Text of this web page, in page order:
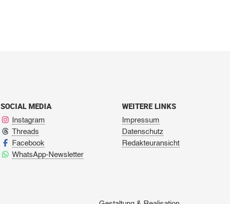
SOCIAL MEDIA
Instagram
Threads
Facebook
WhatsApp-Newsletter
WEITERE LINKS
Impressum
Datenschutz
Redakteuransicht